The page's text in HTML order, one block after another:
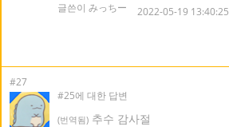
글쓴이 みっちー 2022-05-19 13:40:25
#27
#25에 대한 답변
(번역됨) 추수 감사절